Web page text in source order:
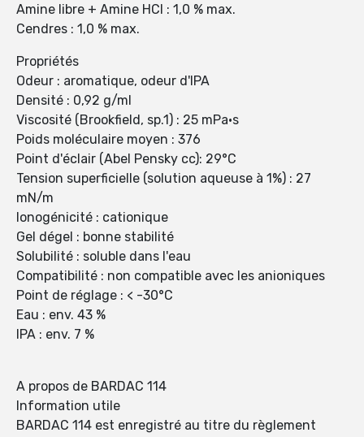
Amine libre + Amine HCl : 1,0 % max.
Cendres : 1,0 % max.
Propriétés
Odeur : aromatique, odeur d'IPA
Densité : 0,92 g/ml
Viscosité (Brookfield, sp.1) : 25 mPa·s
Poids moléculaire moyen : 376
Point d'éclair (Abel Pensky cc): 29°C
Tension superficielle (solution aqueuse à 1%) : 27
mN/m
Ionogénicité : cationique
Gel dégel : bonne stabilité
Solubilité : soluble dans l'eau
Compatibilité : non compatible avec les anioniques
Point de réglage : < -30°C
Eau : env. 43 %
IPA : env. 7 %
A propos de BARDAC 114
Information utile
BARDAC 114 est enregistré au titre du règlement